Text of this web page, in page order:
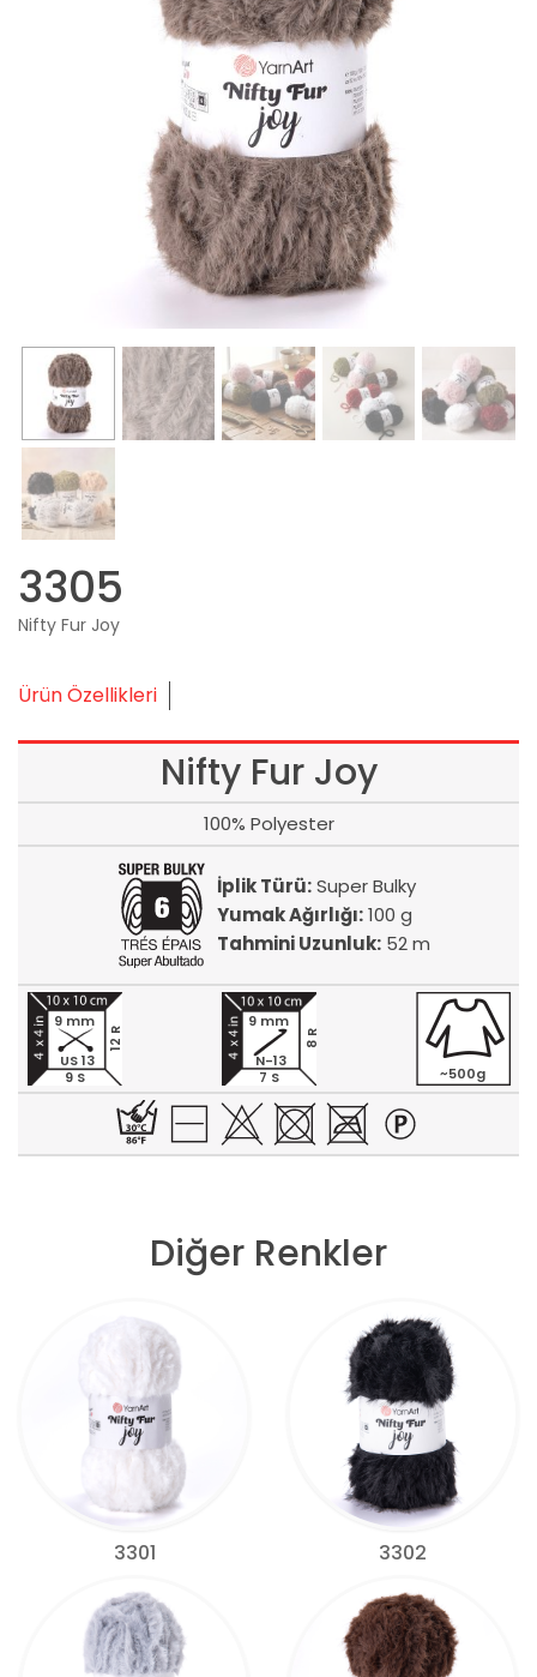
3305
Nifty Fur Joy
Ürün Özellikleri
Nifty Fur Joy
100% Polyester
İplik Türü:Super Bulky
Yumak Ağırlığı:100 g
Tahmini Uzunluk: 52 m
9 S
12 R
9 mm
US 13
7 S
8 R
9 mm
N-13
~500g
Diğer Renkler
3301 3302